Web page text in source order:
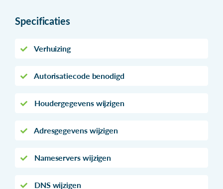
Specificaties
Verhuizing
Autorisatiecode benodigd
Houdergegevens wijzigen
Adresgegevens wijzigen
Nameservers wijzigen
DNS wijzigen